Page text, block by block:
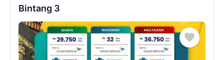
Bintang 3